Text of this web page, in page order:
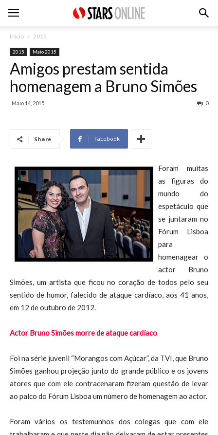
Inicio 2015
2015 Maio 2015
Amigos prestam sentida
homenagem a Bruno Simões
Maio 14, 2015 0
Share Facebook
Foram muitas
as figuras do
mundo do
espetáculo que
se juntaram no
Fórum Lisboa
para
homenagear o
actor Bruno
Simões, um artista que ficou no coração de todos pelo seu
sentido de humor, falecido de ataque cardíaco, aos 41 anos,
em 12 de outubro de 2012.
Actor Bruno Simões morre de ataque cardíaco
Foi na série juvenil “Morangos com Açúcar”, da TVI, que Bruno
Simões ganhou projeção junto do grande público e os jovens
atores que com ele contracenaram fizeram questão de levar
ao palco do Fórum Lisboa um número de homenagem ao actor.
Foram vários os testemunhos dos colegas que com ele